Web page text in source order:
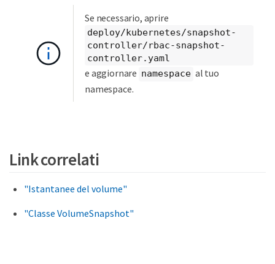
Se necessario, aprire
deploy/kubernetes/snapshot-
controller/rbac-snapshot-
controller.yaml
e aggiornare namespace al tuo
namespace.
Link correlati
"Istantanee del volume"
"Classe VolumeSnapshot"